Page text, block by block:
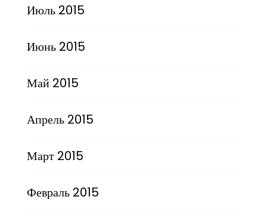
Июль 2015
Июнь 2015
Май 2015
Апрель 2015
Март 2015
Февраль 2015